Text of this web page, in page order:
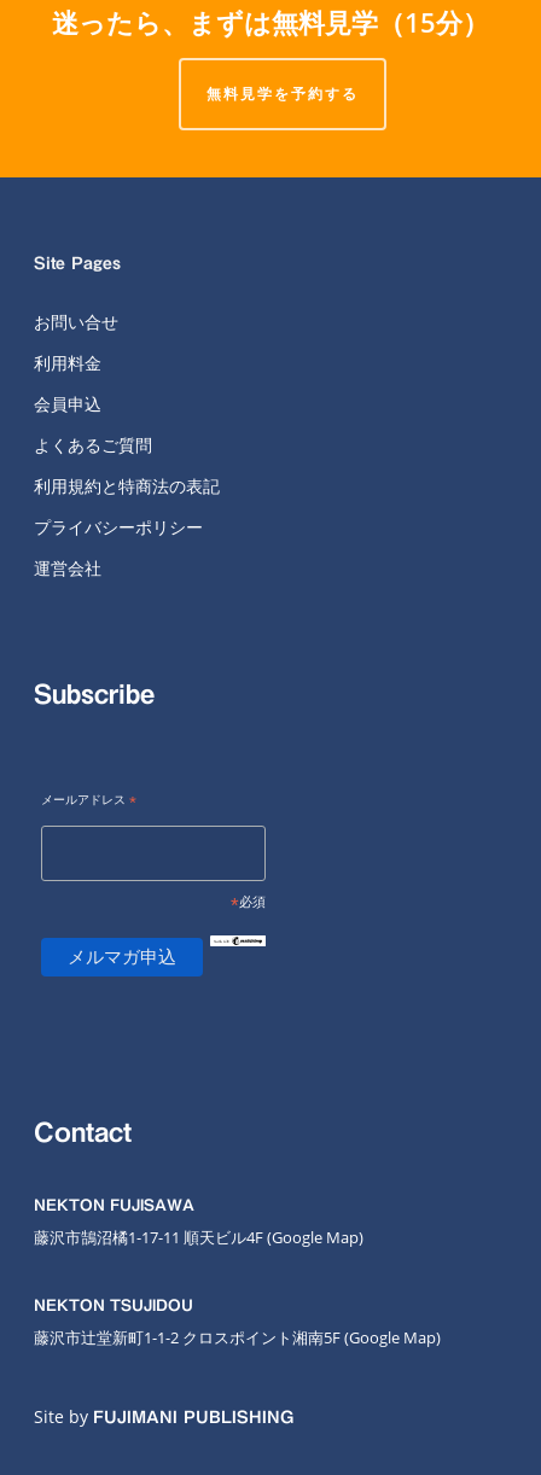
迷ったら、まずは無料見学（15分）
無料見学を予約する
Site Pages
お問い合せ
利用料金
会員申込
よくあるご質問
利用規約と特商法の表記
プライバシーポリシー
運営会社
Subscribe
メールアドレス *
*必須
Contact
NEKTON FUJISAWA
藤沢市鵠沼橘1-17-11 順天ビル4F(Google Map)
NEKTON TSUJIDOU
藤沢市辻堂新町1-1-2 クロスポイント湘南5F(Google Map)
Site by FUJIMANI PUBLISHING